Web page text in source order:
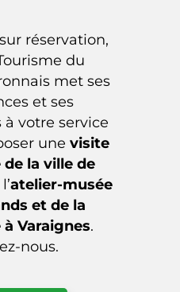
réservation,
du
met ses
et ses
à votre service
une visite
la ville de
atelier-musée
et de la
Varaignes.
nous.